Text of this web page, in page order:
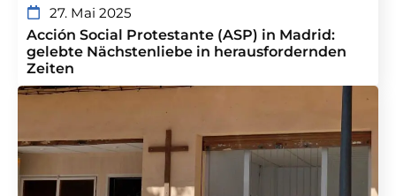
27. Mai 2025
Acción Social Protestante (ASP) in Madrid:
gelebte Nächstenliebe in herausfordernden
Zeiten